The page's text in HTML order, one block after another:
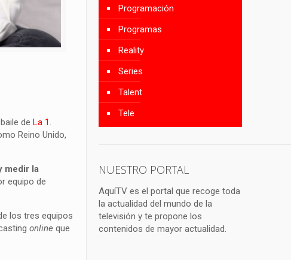
deLa 1
Reino Unido,
medir la
equipo de
los tres equipos
online que
Programación
Programas
Reality
Series
Talent
Tele
NUESTRO PORTAL
AquíTV es el portal que recoge toda
la actualidad del mundo de la
televisión y te propone los
contenidos de mayor actualidad.